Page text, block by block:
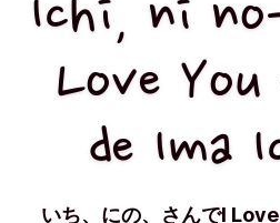
Love
de Ima
いち、にの、さんでI